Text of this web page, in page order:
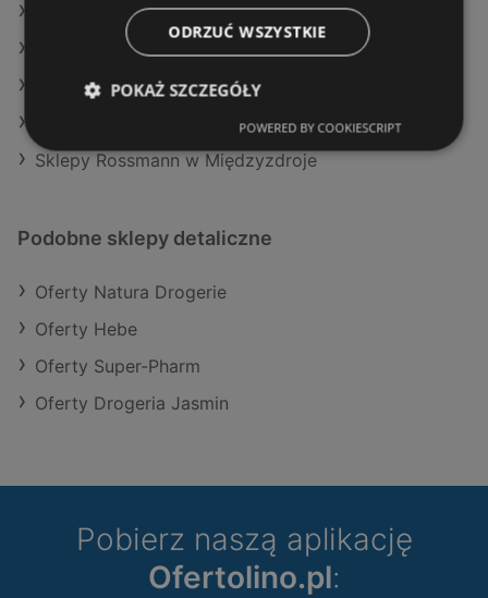
Aktualne gazetki Super-Pharm
Aktualne gazetki Drogeria Jasmin
Aktualne gazetki Natura Drogerie
Sklepy Rossmann w Międzyzdroje
Podobne sklepy detaliczne
Oferty Natura Drogerie
Oferty Hebe
Oferty Super-Pharm
Oferty Drogeria Jasmin
Pobierz naszą aplikację
Ofertolino.pl:
ODRZUĆ WSZYSTKIE
POKAŻ SZCZEGÓŁY
POWERED BY COOKIESCRIPT